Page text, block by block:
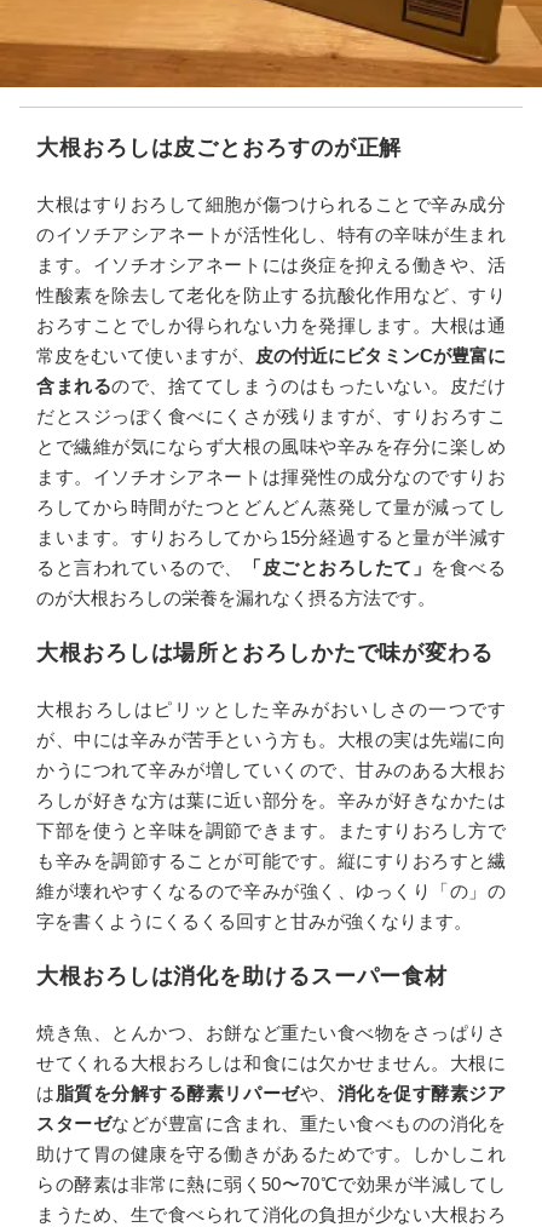
大根おろしは皮ごとおろすのが正解
大根はすりおろして細胞が傷つけられることで辛み成分
のイソチアシアネートが活性化し、特有の辛味が生まれ
ます。イソチオシアネートには炎症を抑える働きや、活
性酸素を除去して老化を防止する抗酸化作用など、すり
おろすことでしか得られない力を発揮します。大根は通
常皮をむいて使いますが、
皮の付近にビタミンCが豊富に
含まれるので、捨ててしまうのはもったいない。皮だけ
だとスジっぽく食べにくさが残りますが、すりおろすこ
とで繊維が気にならず大根の風味や辛みを存分に楽しめ
ます。イソチオシアネートは揮発性の成分なのですりお
ろしてから時間がたつとどんどん蒸発して量が減ってし
まいます。すりおろしてから15分経過すると量が半減す
ると言われているので、
「皮ごとおろしたて」 を食べる
のが大根おろしの栄養を漏れなく摂る方法です。
大根おろしは場所とおろしかたで味が変わる
大根おろしはピリッとした辛みがおいしさの一つです
が、中には辛みが苦手という方も。大根の実は先端に向
かうにつれて辛みが増していくので、甘みのある大根お
ろしが好きな方は葉に近い部分を。辛みが好きなかたは
下部を使うと辛味を調節できます。またすりおろし方で
も辛みを調節することが可能です。縦にすりおろすと繊
維が壊れやすくなるので辛みが強く、ゆっくり「の」の
字を書くようにくるくる回すと甘みが強くなります。
大根おろしは消化を助けるスーパー食材
焼き魚、とんかつ、お餅など重たい食べ物をさっぱりさ
せてくれる大根おろしは和食には欠かせません。大根に
は脂質を分解する酵素リパーゼや、 消化を促す酵素ジア
スターゼなどが豊富に含まれ、重たい食べものの消化を
助けて胃の健康を守る働きがあるためです。しかしこれ
らの酵素は非常に熱に弱く50〜70℃で効果が半減してし
まうため、生で食べられて消化の負担が少ない大根おろ